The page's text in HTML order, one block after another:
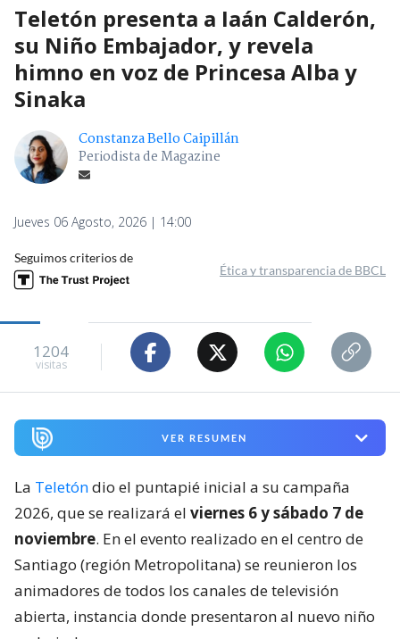
Teletón presenta a Iaán Calderón,
su Niño Embajador, y revela
himno en voz de Princesa Alba y
Sinaka
Constanza Bello Caipillán
Periodista de Magazine
Jueves 06 Agosto, 2026 | 14:00
Seguimos criterios de
Ética y transparencia de BBCL
1204
visitas
VER RESUMEN
La Teletóndio el puntapié inicial a su campaña
2026, que se realizará el viernes 6 y sábado 7 de
noviembre. En el evento realizado en el centro de
Santiago (región Metropolitana) se reunieron los
animadores de todos los canales de televisión
abierta, instancia donde presentaron al nuevo niño